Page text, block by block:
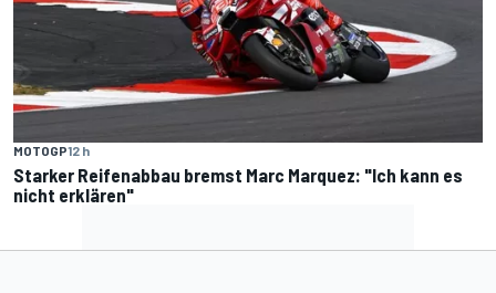
MOTOGP12 h
Starker Reifenabbau bremst Marc Marquez: "Ich kann es
nicht erklären"